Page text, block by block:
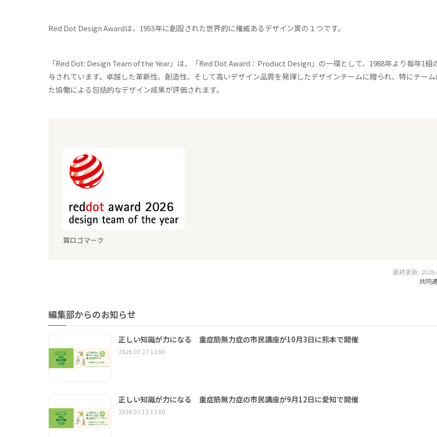
Red Dot Design Awardは、1955年に創設された世界的に権威あるデザイン賞の１つです。
「Red Dot: Design Team of the Year」は、「Red Dot Award：Product Design」の一環として、1988年より毎年1組
与されています。卓越した革新性、創造性、そして高いデザイン品質を発揮したデザインチームに贈られ、特にチー
た協働による包括的なデザイン成果が評価されます。
賞ロゴマーク
最終更新:
共同
編集部からのお知らせ
正しい知識が力になる 重症筋無力症の市民講座が10月3日に熊本で開催
2026.07.27 13:00
正しい知識が力になる 重症筋無力症の市民講座が9月12日に愛知で開催
2026.07.13 13:00